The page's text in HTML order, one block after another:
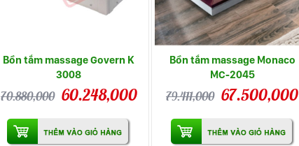
Bồn tắm massage Govern K
3008
70.880,000 60.248,000
Bồn tắm massage Monaco
MC-2045
79.411,000 67.500,000